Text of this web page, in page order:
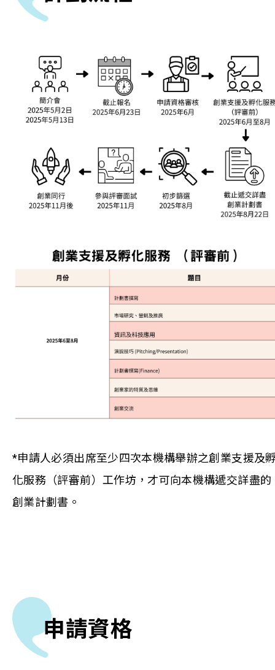
*申請人必須出席至少四次本機構舉辦之創業支援及
化服務（評審前）工作坊，才可向本機構遞交詳盡的
創業計劃書。
申請資格